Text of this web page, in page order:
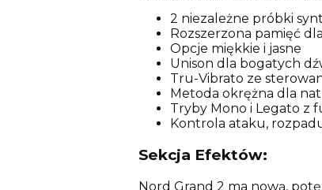
2 niezależne próbki
Rozszerzona pamięć
Opcje miękkie i jasne
Unison dla bogatych
Tru-Vibrato ze
Metoda okrężna dla
Tryby Mono i Legato z
Kontrola ataku,
Sekcja Efektów:
Nord Grand 2 ma nową,